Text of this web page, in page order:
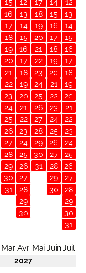
15
16
17
18
19
20
21
22
23
24
25
26
27
28
29
30
31
12
13
14
15
16
17
18
19
20
21
22
23
24
25
26
27
28
29
30
17
18
19
20
21
22
23
24
25
26
27
28
29
30
31
14
15
16
17
18
19
20
21
22
23
24
25
26
27
28
29
30
12
13
14
15
16
17
18
19
20
21
22
23
24
25
26
27
28
29
30
31
MarsAvr Mai JuinJuil
2027